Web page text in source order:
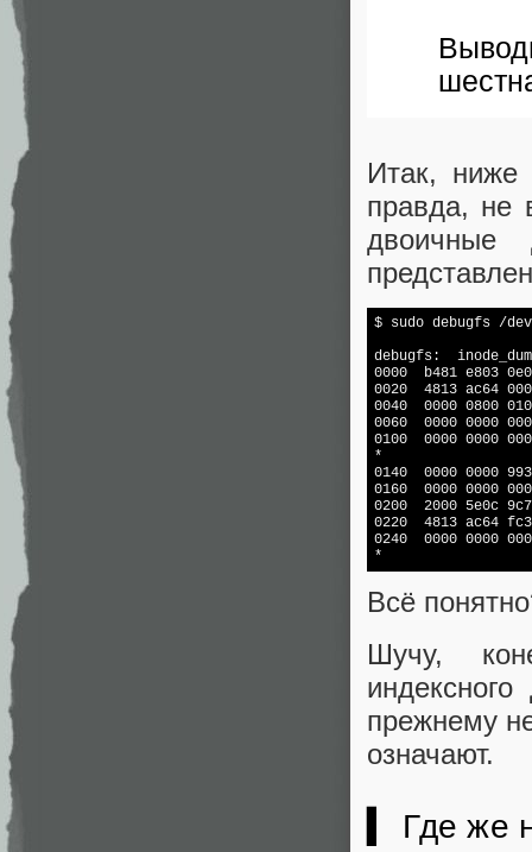
Итак, ниже
правда, не
двоичные
$ sudo debugfs /
debugfs:
0000  b481 e803
0020  4813 ac64
0040  0000 0800
0060  0000 0000
0100  0000 0000
*
0140  0000 0000
0160  0000 0000
0200  2000 5e0c
0220  4813 ac64 fc
0240  0000 0000
*
Всё
Шучу,
прежнему
означают.
▍ Где же